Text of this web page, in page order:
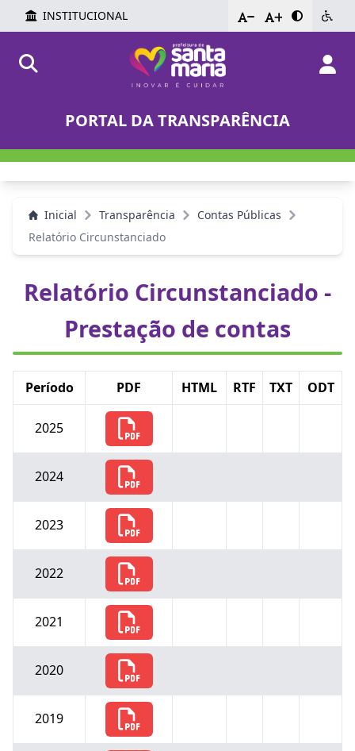
INSTITUCIONAL - +
PORTAL DA TRANSPARÊNCIA
Inicial Transparência
Contas Públicas
Relatório Circunstanciado
Relatório Circunstanciado -
Prestação de contas
Período PDF HTML RTF TXT ODT
2025
2024
2023
2022
2021
2020
2019